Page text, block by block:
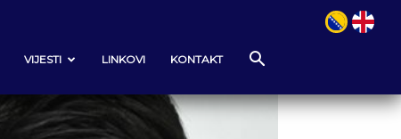
VIJESTI LINKOVI KONTAKT